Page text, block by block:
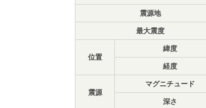
震源地
最大震度
位置
緯度
経度
震源
マグニチュード
深さ